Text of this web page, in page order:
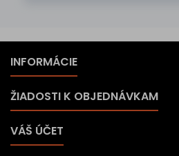
INFORMÁCIE
ŽIADOSTI K OBJEDNÁVKAM
VÁŠ ÚČET